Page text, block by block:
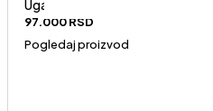
97.000RSD
Pogledaj proizvod